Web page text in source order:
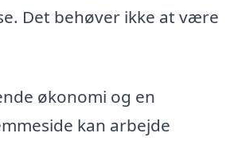
Det behøver ikke at være
økonomi og en
kan arbejde